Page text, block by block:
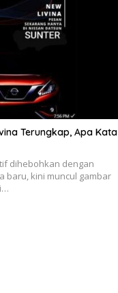
Terungkap, Apa Kata
dihebohkan dengan
baru, kini muncul gambar